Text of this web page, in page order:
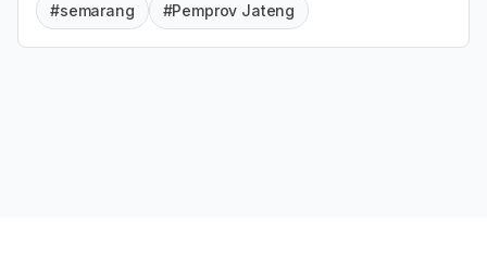
#semarang #Pemprov Jateng